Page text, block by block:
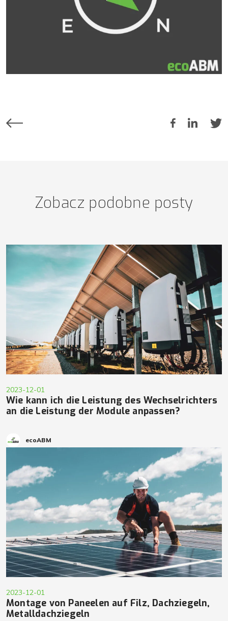
Zobacz podobne posty
2023-12-01
Wie kann ich die Leistung des Wechselrichters
an die Leistung der Module anpassen?
ecoABM
2023-12-01
Montage von Paneelen auf Filz, Dachziegeln,
Metalldachziegeln